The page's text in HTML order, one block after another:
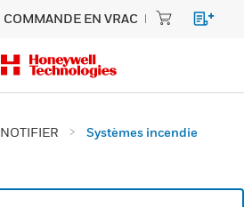
COMMANDE EN VRAC
NOTIFIER
Systèmes incendie